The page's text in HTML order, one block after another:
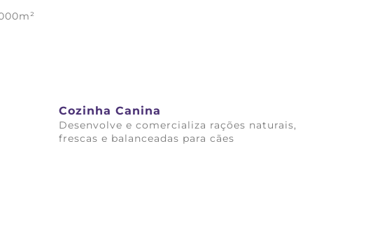
Cozinha Canina
Desenvolve e comercializa rações naturais,
frescas e balanceadas para cães